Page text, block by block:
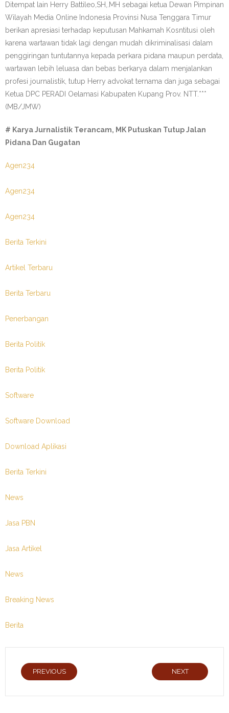
Ditempat lain Herry Battileo,SH,.MH sebagai ketua Dewan Pimpinan
Wilayah Media Online Indonesia Provinsi Nusa Tenggara Timur
berikan apresiasi terhadap keputusan Mahkamah Kosntitusi oleh
karena wartawan tidak lagi dengan mudah dikriminalisasi dalam
penggiringan tuntutannya kepada perkara pidana maupun perdata,
wartawan lebih leluasa dan bebas berkarya dalam menjalankan
profesi journalistik, tutup Herry advokat ternama dan juga sebagai
Ketua DPC PERADI Oelamasi Kabupaten Kupang Prov. NTT.***
(MB/JMW)
# Karya Jurnalistik Terancam, MK Putuskan Tutup Jalan
Pidana Dan Gugatan
Agen234
Agen234
Agen234
Berita Terkini
Artikel Terbaru
Berita Terbaru
Penerbangan
Berita Politik
Berita Politik
Software
Software Download
Download Aplikasi
Berita Terkini
News
Jasa PBN
Jasa Artikel
News
Breaking News
Berita
PREVIOUS NEXT